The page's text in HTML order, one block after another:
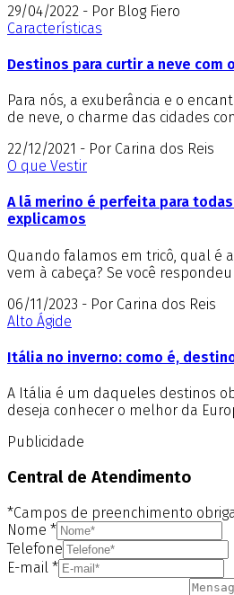
29/04/2022 - Por Blog Fiero
Características
Destinos para curtir a neve com
Para nós, a exuberância e o
de neve, o charme das cidades
22/12/2021 - Por Carina dos Reis
O que Vestir
A lã merino é perfeita para
explicamos
Quando falamos em tricô, qual é
vem à cabeça? Se você
06/11/2023 - Por Carina dos Reis
Alto Ágide
Itália no inverno: como é,
A Itália é um daqueles destinos
deseja conhecer o melhor da
Publicidade
Central de Atendimento
*Campos de preenchimento
Nome *
Telefone
E-mail *